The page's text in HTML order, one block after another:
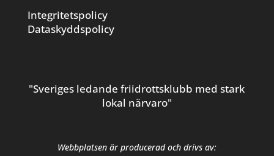
Integritetspolicy
Dataskyddspolicy
"Sveriges ledande friidrottsklubb med stark
lokal närvaro"
Webbplatsen är producerad och drivs av: